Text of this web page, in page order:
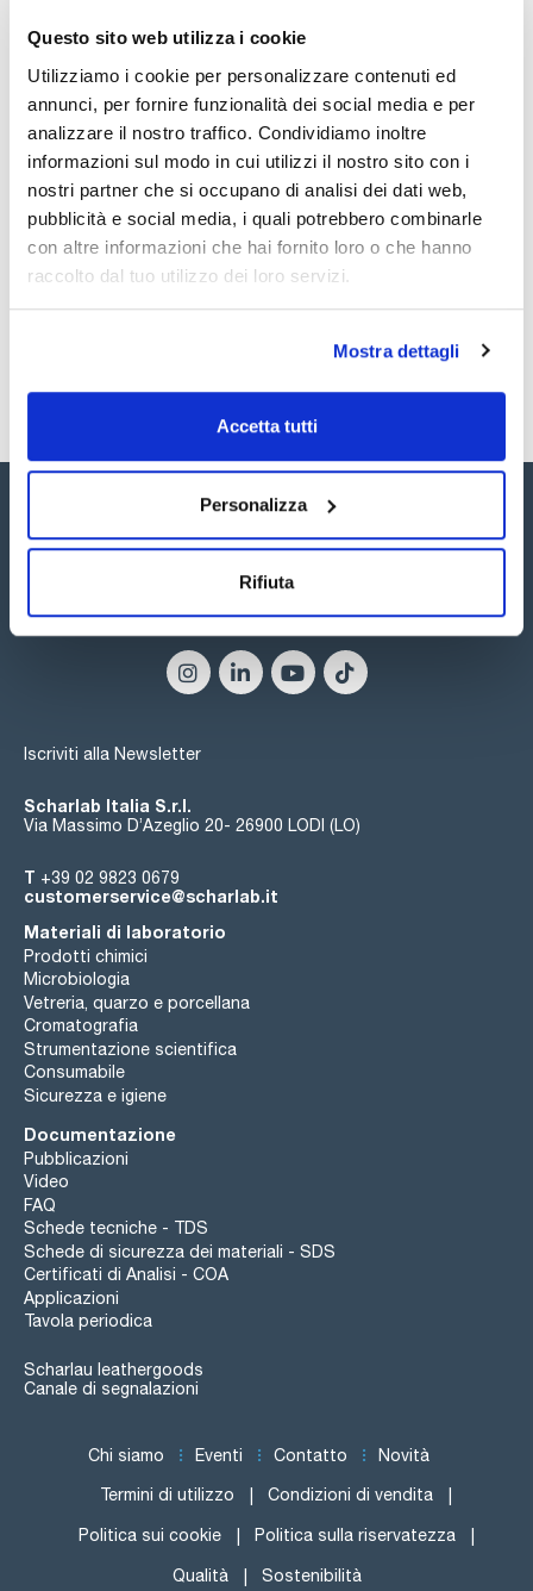
Questo sito web utilizza i cookie
Utilizziamo i cookie per personalizzare contenuti ed
annunci, per fornire funzionalità dei social media e per
analizzare il nostro traffico. Condividiamo inoltre
informazioni sul modo in cui utilizzi il nostro sito con i
nostri partner che si occupano di analisi dei dati web,
pubblicità e social media, i quali potrebbero combinarle
con altre informazioni che hai fornito loro o che hanno
raccolto dal tuo utilizzo dei loro servizi.
Mostra dettagli
Accetta tutti
Personalizza
Rifiuta
Calibro (D.E. mm) : 26 (0,47)
Siringa di ricambio : 031535
Conf. (unità) : 1
Siringhe per cromatografi Thermo/Scientifici/CE/cromatografi
Fisons RSH
Documentazione tecnica
TDS / Scheda tecnica
Registrati per i download
COA
Registrati per i download
SDS / Scheda di
Seguici:
Iscriviti alla Newsletter
Scharlab Italia S.r.l.
Via Massimo D’Azeglio 20- 26900 LODI (LO)
T +39 02 9823 0679
customerservice@scharlab.it
Materiali di laboratorio
Prodotti chimici
Microbiologia
Vetreria, quarzo e porcellana
Cromatografia
Strumentazione scientifica
Consumabile
Sicurezza e igiene
Documentazione
Pubblicazioni
Video
FAQ
Schede tecniche - TDS
Schede di sicurezza dei materiali - SDS
Certificati di Analisi - COA
Applicazioni
Tavola periodica
Scharlau leathergoods
Canale di segnalazioni
Chi siamo Eventi Contatto Novità
Termini di utilizzo Condizioni di vendita
Politica sui cookie Politica sulla riservatezza
Qualità Sostenibilità